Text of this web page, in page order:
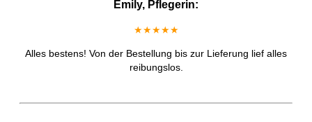
Emily, Pflegerin:
★★★★★
Alles bestens! Von der Bestellung bis zur Lieferung lief alles
reibungslos.